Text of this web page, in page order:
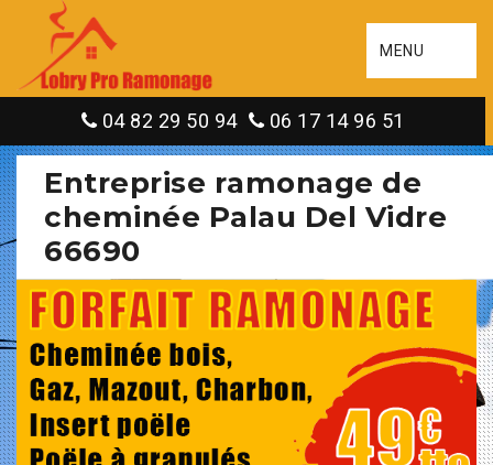
MENU
04 82 29 50 94 06 17 14 96 51
Entreprise ramonage de
cheminée Palau Del Vidre
66690